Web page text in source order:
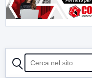
CERCA